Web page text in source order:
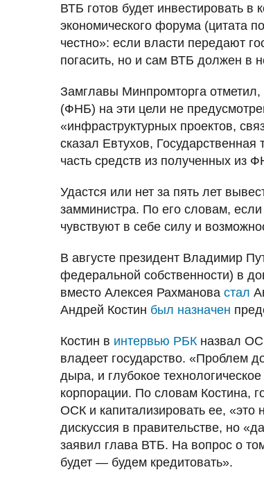
ВТБ готов будет инвестировать в
экономического форума (цитата
честно»: если власти передают
погасить, но и сам ВТБ должен в
Замглавы Минпромторга отметил,
(ФНБ) на эти цели не
«инфраструктурных проектов,
сказал Евтухов,
часть средств из полученных из
Удастся или нет за пять лет
замминистра. По его словам,
чувствуют в себе силу и
В августе президент Владимир
федеральной собственности) в
вместо Алексея Рахманова стал
Андрей Костин был назначен
Костин в интервью РБК назвал
владеет государство. «Проблем
дыра, и глубокое
корпорации. По словам Костина,
ОСК и капитализировать ее, «это
дискуссия в правительстве, но
заявил глава ВТБ. На вопрос о
будет — будем кредитовать».